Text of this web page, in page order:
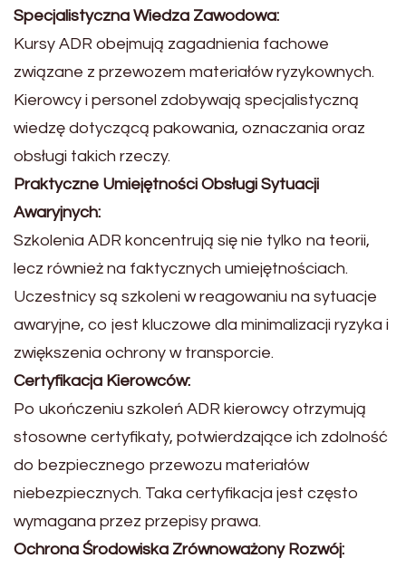
Specjalistyczna Wiedza Zawodowa:
Kursy ADR obejmują zagadnienia fachowe
związane z przewozem materiałów ryzykownych.
Kierowcy i personel zdobywają specjalistyczną
wiedzę dotyczącą pakowania, oznaczania oraz
obsługi takich rzeczy.
Praktyczne Umiejętności Obsługi Sytuacji
Awaryjnych:
Szkolenia ADR koncentrują się nie tylko na teorii,
lecz również na faktycznych umiejętnościach.
Uczestnicy są szkoleni w reagowaniu na sytuacje
awaryjne, co jest kluczowe dla minimalizacji ryzyka i
zwiększenia ochrony w transporcie.
Certyfikacja Kierowców:
Po ukończeniu szkoleń ADR kierowcy otrzymują
stosowne certyfikaty, potwierdzające ich zdolność
do bezpiecznego przewozu materiałów
niebezpiecznych. Taka certyfikacja jest często
wymagana przez przepisy prawa.
Ochrona Środowiska Zrównoważony Rozwój: